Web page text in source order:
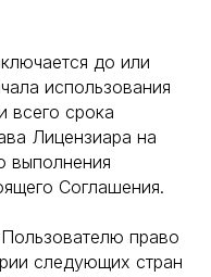
до или
использования
всего срока
Лицензиара на
выполнения
Соглашения.
право
следующих стран